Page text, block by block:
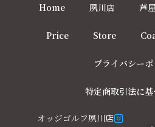
Home 夙川店 芦
Price Store
プライバシー
特定商取引法に
オッジゴルフ夙川店